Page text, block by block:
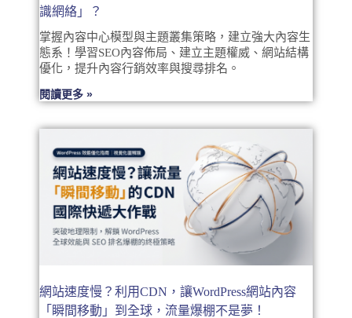
識網絡」？
掌握內容中心模型與主題叢集策略，建立強大內容生
態系！學習SEO內容佈局、建立主題權威、網站結構
優化，提升內容行銷效率與搜尋排名。
閱讀更多 »
網站速度慢？利用CDN，讓WordPress網站內容
「瞬間移動」到全球，流量爆棚不是夢！